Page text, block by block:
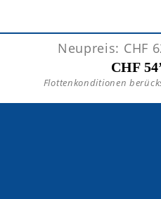
Neupreis: CHF
CHF
Flottenkonditionen